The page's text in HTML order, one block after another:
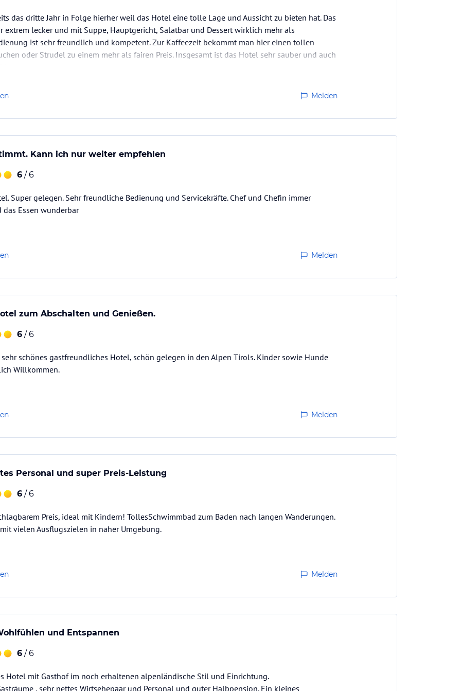
das dritte Jahr in Folge hierher weil das Hotel eine tolle Lage und Aussicht zu bieten hat. Das
extrem lecker und mit Suppe, Hauptgericht, Salatbar und Dessert wirklich mehr als
ist sehr freundlich und kompetent. Zur Kaffeezeit bekommt man hier einen tollen
oder Strudel zu einem mehr als fairen Preis. Insgesamt ist das Hotel sehr sauber und auch
Melden
Kann ich nur weiter empfehlen
6 / 6
Super gelegen. Sehr freundliche Bedienung und Servicekräfte. Chef und Chefin immer
Essen wunderbar
Melden
zum Abschalten und Genießen.
6 / 6
schönes gastfreundliches Hotel, schön gelegen in den Alpen Tirols. Kinder sowie Hunde
Willkommen.
Melden
Personal und super Preis-Leistung
6 / 6
Preis, ideal mit Kindern! TollesSchwimmbad zum Baden nach langen Wanderungen.
vielen Ausflugszielen in naher Umgebung.
Melden
und Entspannen
6 / 6
Hotel mit Gasthof im noch erhaltenen alpenländische Stil und Einrichtung.
, sehr nettes Wirtsehepaar und Personal und guter Halbpension. Ein kleines